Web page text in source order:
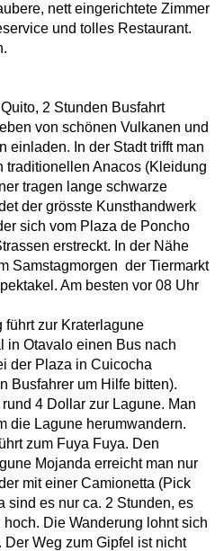
nett eingerichtete Zimmer
und tolles Restaurant.
2 Stunden Busfahrt
von schönen Vulkanen und
einladen. In der Stadt trifft man
traditionellen Anacos (Kleidung
tragen lange schwarze
der grösste Kunsthandwerk
sich vom Plaza de Poncho
erstreckt. In der Nähe
Samstagmorgen der Tiermarkt
Am besten vor 08 Uhr
führt zur Kraterlagune
in Otavalo einen Bus nach
der Plaza in Cuicocha
Busfahrer um Hilfe bitten).
4 Dollar zur Lagune. Man
die Lagune herumwandern.
zum Fuya Fuya. Den
Mojanda erreicht man nur
mit einer Camionetta (Pick
sind es nur ca. 2 Stunden, es
Die Wanderung lohnt sich
Der Weg zum Gipfel ist nicht